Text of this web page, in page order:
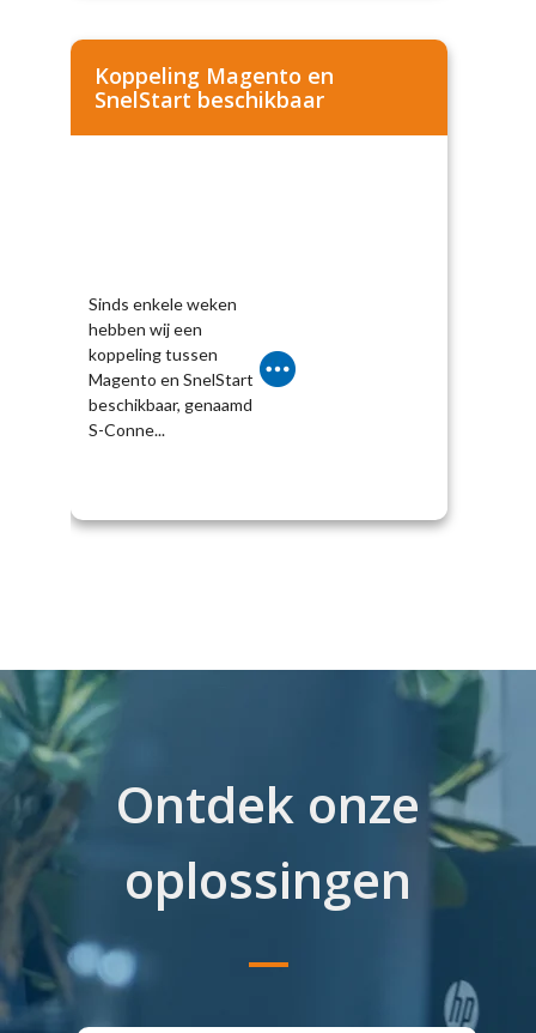
Koppeling Magento en
SnelStart beschikbaar
Sinds enkele weken
hebben wij een
koppeling tussen
Magento en SnelStart
beschikbaar, genaamd
S-Conne...
Ontdek onze
oplossingen